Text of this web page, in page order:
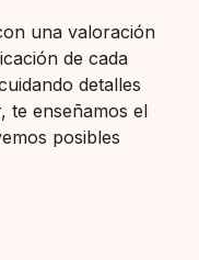
una valoración
de cada
detalles
te enseñamos el
posibles